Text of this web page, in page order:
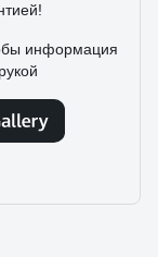
информация